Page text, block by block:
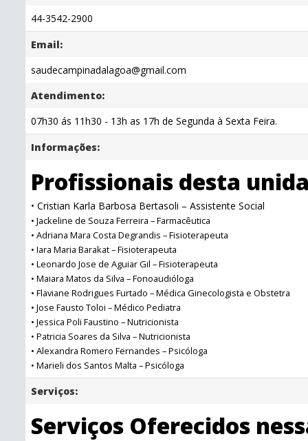
44-3542-2900
Email:
saudecampinadalagoa@gmail.com
Atendimento:
07h30 ás 11h30 - 13h as 17h de Segunda à Sexta Feira.
Informações:
Profissionais desta
• Cristian Karla Barbosa Bertasoli – Assistente Social
• Jackeline de Souza Ferreira – Farmacêutica
• Adriana Mara Costa Degrandis – Fisioterapeuta
• Iara Maria Barakat – Fisioterapeuta
• Leonardo Jose de Aguiar Gil – Fisioterapeuta
• Maiara Matos da Silva – Fonoaudióloga
• Flaviane Rodrigues Furtado – Médica Ginecologista e Obstetra
• Jose Fausto Toloi – Médico Pediatra
• Jessica Poli Faustino – Nutricionista
• Patricia Soares da Silva – Nutricionista
• Alexandra Romero Fernandes – Psicóloga
• Marieli dos Santos Malta – Psicóloga
Serviços:
Serviços Oferecidos